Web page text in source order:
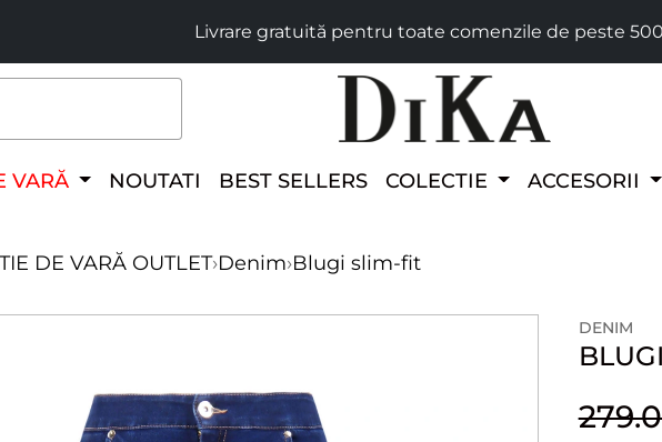
Livrare gratuită pentru toate comenzile de peste
VARĂ NOUTATI BEST SELLERS COLECTIE ACCESORII
DE VARĂ OUTLET›Denim›Blugi slim-fit
DENIM